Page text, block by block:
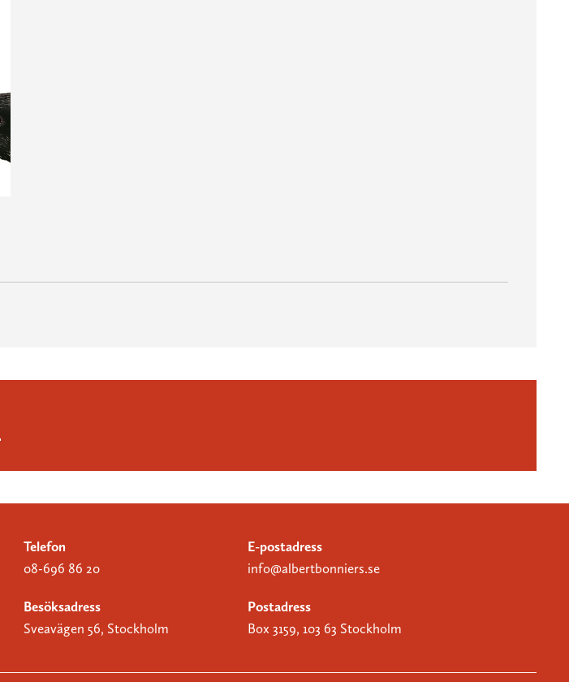
Telefon
08-696 86 20
E-postadress
info@albertbonniers.se
Besöksadress
Sveavägen 56, Stockholm
Postadress
Box 3159, 103 63 Stockholm